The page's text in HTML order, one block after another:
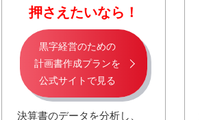
押さえたいなら！
黒字経営のための
計画書作成プランを
公式サイトで見る
決算書のデータを分析し、